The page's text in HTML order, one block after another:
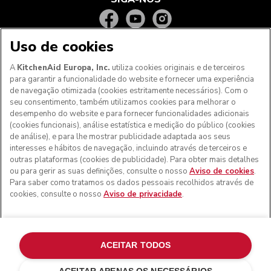
Aos clientes nos Açores, Madeira e outros territórios
portugueses: Por favor, contacte a nossa equipa de Apoio
ao Cliente para efetuar a sua encomenda, de forma a
podermos fornecer os custos de envio exatos e aplicar a
taxa de IVA correta
nos EUA e noutros locais.
Gerir as minhas cookies
Aviso de privacidade
Uso de cookies
A KitchenAid Europa, Inc. utiliza cookies originais e de terceiros
para garantir a funcionalidade do website e fornecer uma experiência
de navegação otimizada (cookies estritamente necessários). Com o
seu consentimento, também utilizamos cookies para melhorar o
desempenho do website e para fornecer funcionalidades adicionais
(cookies funcionais), análise estatística e medição do público (cookies
de análise), e para lhe mostrar publicidade adaptada aos seus
interesses e hábitos de navegação, incluindo através de terceiros e
outras plataformas (cookies de publicidade). Para obter mais detalhes
ou para gerir as suas definições, consulte o nosso Aviso de cookies.
Para saber como tratamos os dados pessoais recolhidos através de
cookies, consulte o nosso Aviso de privacidade.
ACEITAR TODOS